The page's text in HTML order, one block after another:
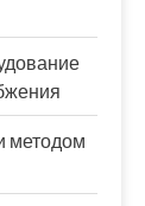
методом